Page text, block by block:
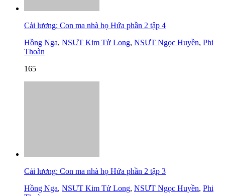
Cải lương: Con ma nhà họ Hứa phần 2 tập 4
Hồng Nga, NSƯT Kim Tử Long, NSƯT Ngọc Huyền, Phi
Thoàn
165
Cải lương: Con ma nhà họ Hứa phần 2 tập 3
Hồng Nga, NSƯT Kim Tử Long, NSƯT Ngọc Huyền, Phi